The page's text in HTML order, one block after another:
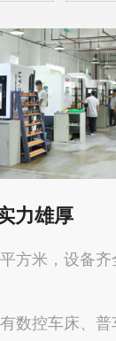
力雄厚
方米，设备齐
控车床、普